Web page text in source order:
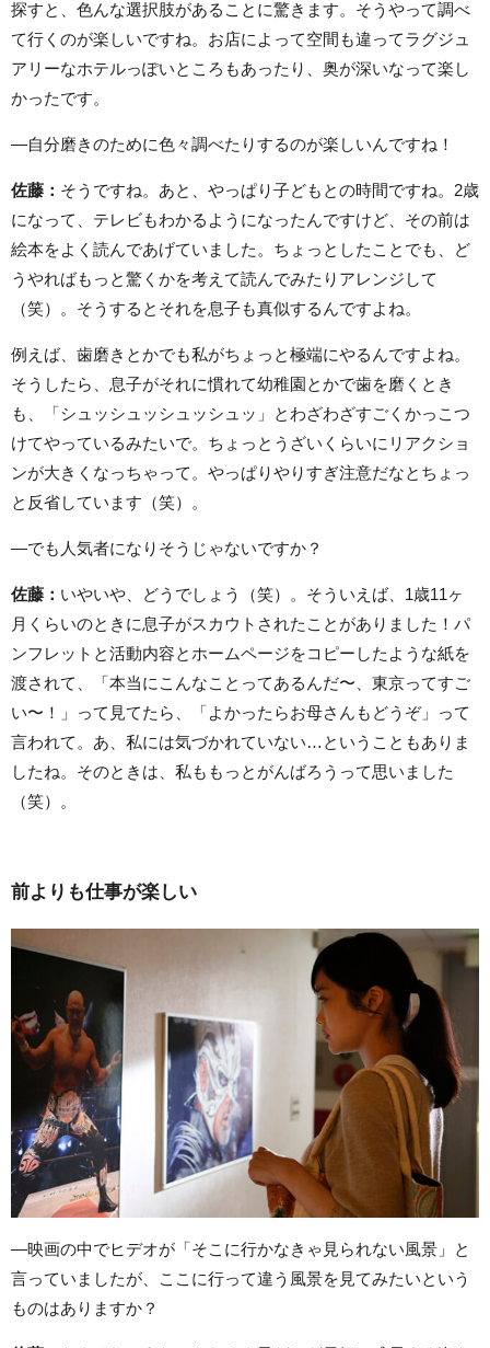
探すと、色んな選択肢があることに驚きます。そうやって調べ
て行くのが楽しいですね。お店によって空間も違ってラグジュ
アリーなホテルっぽいところもあったり、奥が深いなって楽し
かったです。
—自分磨きのために色々調べたりするのが楽しいんですね！
佐藤： そうですね。あと、やっぱり子どもとの時間ですね。2歳
になって、テレビもわかるようになったんですけど、その前は
絵本をよく読んであげていました。ちょっとしたことでも、ど
うやればもっと驚くかを考えて読んでみたりアレンジして
（笑）。そうするとそれを息子も真似するんですよね。
例えば、歯磨きとかでも私がちょっと極端にやるんですよね。
そうしたら、息子がそれに慣れて幼稚園とかで歯を磨くとき
も、「シュッシュッシュッシュッ」とわざわざすごくかっこつ
けてやっているみたいで。ちょっとうざいくらいにリアクショ
ンが大きくなっちゃって。やっぱりやりすぎ注意だなとちょっ
と反省しています（笑）。
—でも人気者になりそうじゃないですか？
佐藤： いやいや、どうでしょう（笑）。そういえば、1歳11ヶ
月くらいのときに息子がスカウトされたことがありました！パ
ンフレットと活動内容とホームページをコピーしたような紙を
渡されて、「本当にこんなことってあるんだ〜、東京ってすご
い〜！」って見てたら、「よかったらお母さんもどうぞ」って
言われて。あ、私には気づかれていない…ということもありま
したね。そのときは、私ももっとがんばろうって思いました
（笑）。
前よりも仕事が楽しい
—映画の中でヒデオが「そこに行かなきゃ見られない風景」と
言っていましたが、ここに行って違う風景を見てみたいという
ものはありますか？